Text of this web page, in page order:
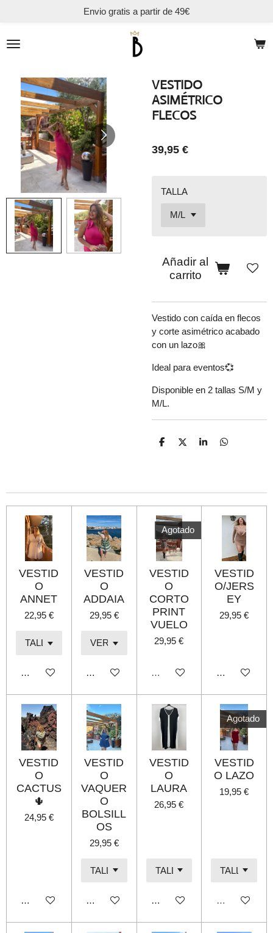
contenido
Envio gratis a partir de 49€
VESTIDO
ASIMÉTRICO
FLECOS
39,95 €
TALLA
Añadir al
carrito
Vestido con caída en flecos
y corte asimétrico acabado
con un lazo🎀
Ideal para eventos💞
Disponible en 2 tallas S/M y
M/L.
C
r
r
C
r
r
C
r
C
r
r
VESTID
O
ANNET
22,95 €
Añadir al carrito
VESTID
O
ADDAIA
29,95 €
Añadir al carrito
Agotado
VESTID
O
CORTO
PRINT
VUELO
29,95 €
Agotado
VESTID
O/JERS
EY
29,95 €
Añadir al
VESTID
O
CACTUS
🌵
24,95 €
Añadir al carrito
VESTID
O
VAQUER
O
BOLSILL
OS
29,95 €
Añadir al carrito
VESTID
O
LAURA
26,95 €
Añadir al carrito
Agotado
VESTID
O LAZO
19,95 €
Agotado